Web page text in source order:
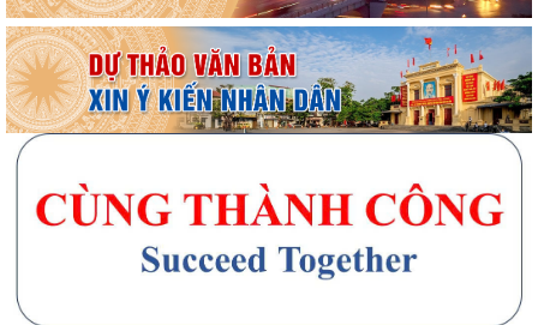
HƯỚNG DẪN NỘP THUẾ ĐIỆN TỬ TRÊN ỨNG DỤNG ETAX MOBILE
Chương trình làm việc tuần 32 của Lãnh đạo UBND phường Phạm Sư
Mạnh
Chương trình làm việc của Thường trực Đảng ủy tuần thứ 32 (từ ngày
03/8 đến 09/8/2026)
Phường Phạm Sư Mạnh tổ chức hội nghị công bố các quyết định chỉ